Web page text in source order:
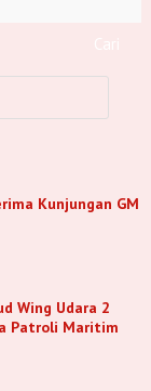
Kunjungan GM
Wing Udara 2
Patroli Maritim